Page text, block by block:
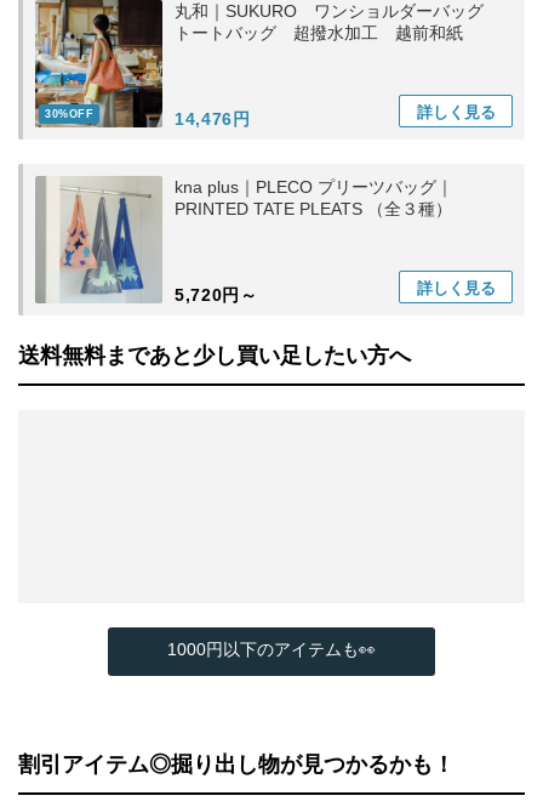
30%OFF
丸和｜SUKURO ワンショルダーバッグ
トートバッグ 超撥水加工 越前和紙
14,476円 詳しく 見る
kna plus｜PLECO プリーツバッグ｜
PRINTED TATE PLEATS （全３種）
5,720円～ 詳しく 見る
送料無料まであと少し買い足したい方へ
1000円以下のアイテムも👀
割引アイテム◎掘り出し物が見つかるかも！